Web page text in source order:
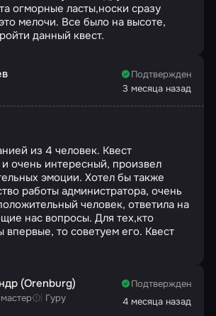
огморные ласты,носки сразу
мелочи. Все было на высоте,
данный квест.
Подтвержден
3 месяца назад
из 4 человек. Квест
очень интересный, произвел
эмоции. Хотел бы также
работы администратора, очень
человек, ответила на
нас вопросы. Для тех,кто
впервые, то советуем его. Квест
(Orenburg)
Гуру
Подтвержден
4 месяца назад